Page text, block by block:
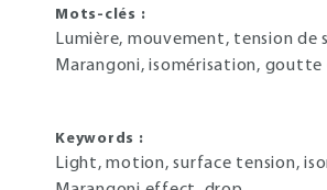
Mots-clés :
Lumière, mouvement, tension de
Marangoni, isomérisation, goutte
Keywords :
Light, motion, surface tension,